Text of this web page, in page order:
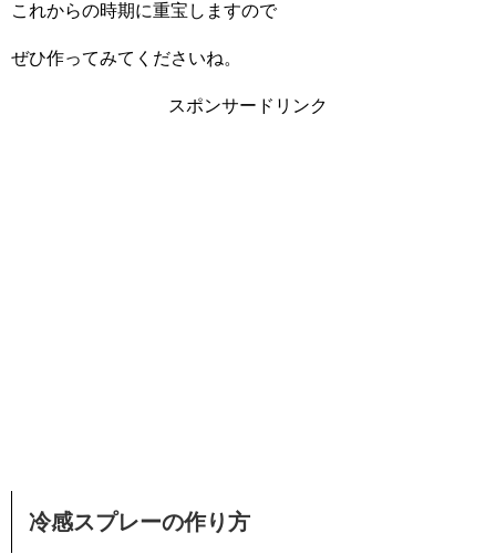
これからの時期に重宝しますので
ぜひ作ってみてくださいね。
スポンサードリンク
冷感スプレーの作り方